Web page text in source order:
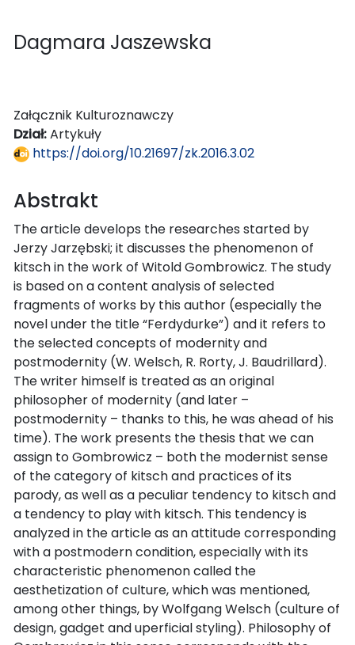
Dagmara Jaszewska
Załącznik Kulturoznawczy
Dział:Artykuły
https://doi.org/10.21697/zk.2016.3.02
Abstrakt
The article develops the researches started by
Jerzy Jarzębski; it discusses the phenomenon of
kitsch in the work of Witold Gombrowicz. The study
is based on a content analysis of selected
fragments of works by this author (especially the
novel under the title “Ferdydurke”) and it refers to
the selected concepts of modernity and
postmodernity (W. Welsch, R. Rorty, J. Baudrillard).
The writer himself is treated as an original
philosopher of modernity (and later –
postmodernity – thanks to this, he was ahead of his
time). The work presents the thesis that we can
assign to Gombrowicz – both the modernist sense
of the category of kitsch and practices of its
parody, as well as a peculiar tendency to kitsch and
a tendency to play with kitsch. This tendency is
analyzed in the article as an attitude corresponding
with a postmodern condition, especially with its
characteristic phenomenon called the
aesthetization of culture, which was mentioned,
among other things, by Wolfgang Welsch (culture of
design, gadget and uperficial styling). Philosophy of